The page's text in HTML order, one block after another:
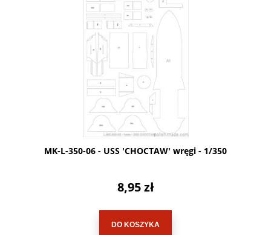
MK-L-350-06 - USS 'CHOCTAW' wręgi - 1/350
8,95 zł
DO KOSZYKA